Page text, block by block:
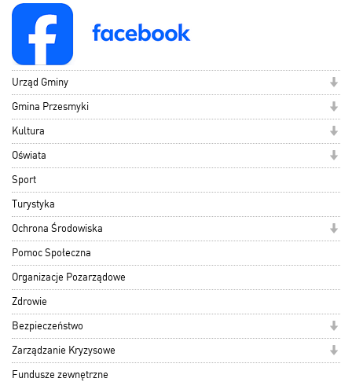
Urząd Gminy
Gmina Przesmyki
Kultura
Oświata
Sport
Turystyka
Ochrona Środowiska
Pomoc Społeczna
Organizacje Pozarządowe
Zdrowie
Bezpieczeństwo
Zarządzanie Kryzysowe
Fundusze zewnętrzne